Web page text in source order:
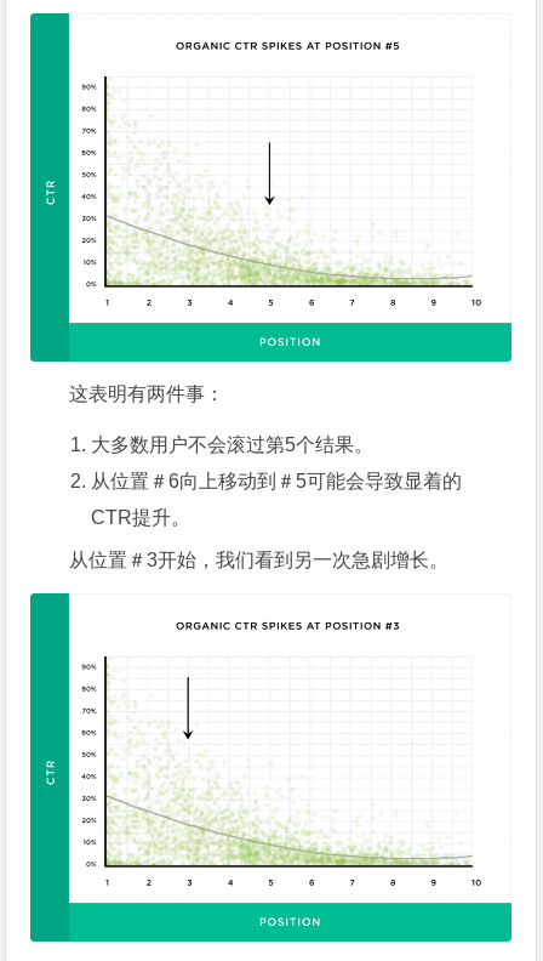
这表明有两件事：
大多数用户不会滚过第5个结果。
从位置＃6向上移动到＃5可能会导致显着的
CTR提升。
从位置＃3开始，我们看到另一次急剧增长。